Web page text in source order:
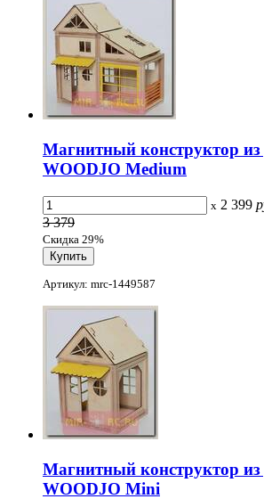
Магнитный конструктор из
WOODJO Medium
x 2 399
3 379
Скидка 29%
Артикул: mrc-1449587
Магнитный конструктор из
WOODJO Mini